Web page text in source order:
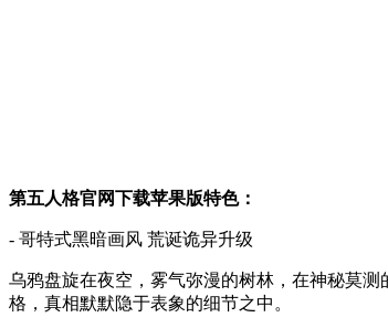
第五人格官网下载苹果版特色：
- 哥特式黑暗画风 荒诞诡异升级
乌鸦盘旋在夜空，雾气弥漫的树林，在神秘莫
格，真相默默隐于表象的细节之中。